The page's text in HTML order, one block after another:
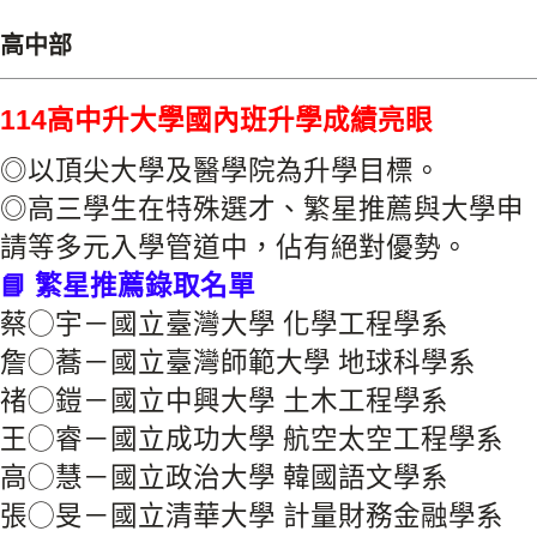
高中部
114高中升大學國內班升學成績亮眼
◎以頂尖大學及醫學院為升學目標。
◎高三學生在特殊選才、繁星推薦與大學申
請等多元入學管道中，佔有絕對優勢。
📘 繁星推薦錄取名單
蔡◯宇－國立臺灣大學 化學工程學系
詹◯蕎－國立臺灣師範大學 地球科學系
禇◯鎧－國立中興大學 土木工程學系
王◯睿－國立成功大學 航空太空工程學系
高◯慧－國立政治大學 韓國語文學系
張◯旻－國立清華大學 計量財務金融學系